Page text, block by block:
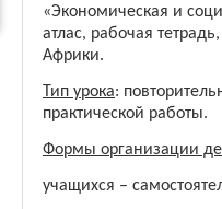
«Экономическая и
атлас, рабочая
Африки.
Тип урока:
практической работы.
Формы организации
учащихся –